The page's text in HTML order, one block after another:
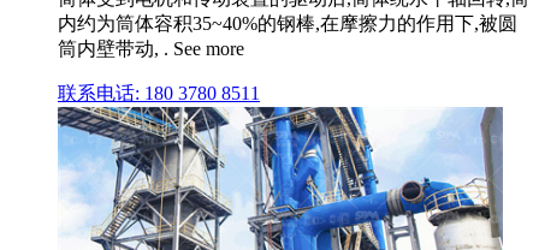
内约为筒体容积35~40%的钢棒,在摩擦力的作用下,被圆
筒内壁带动, . See more
联系电话: 180 3780 8511